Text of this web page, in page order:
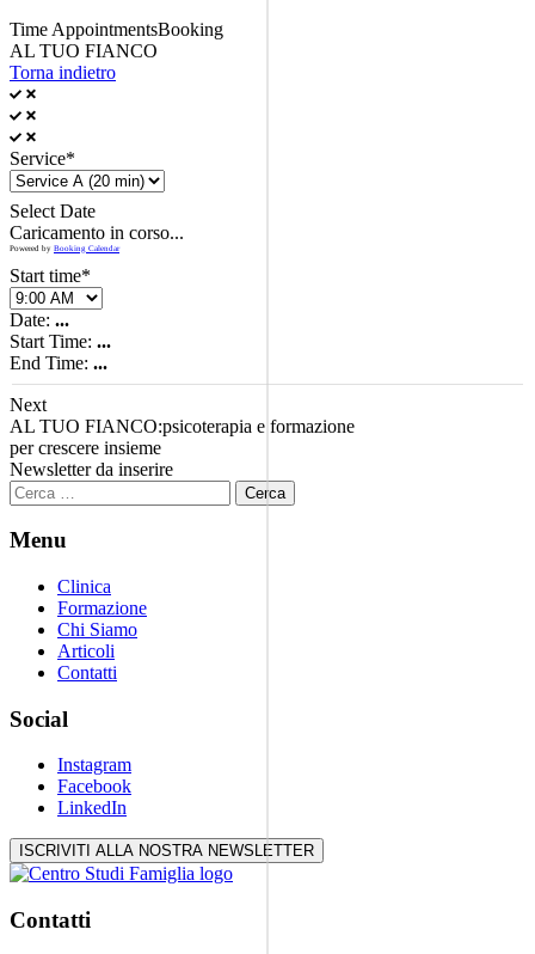
Time AppointmentsBooking
AL TUO FIANCO
Torna indietro
Service*
Select Date
Caricamento in corso...
Powered by Booking Calendar
Start time*
Date: ...
Start Time: ...
End Time: ...
Next
AL TUO FIANCO:psicoterapia e formazione
per crescere insieme
Newsletter da inserire
Ricerca
per:
Menu
Clinica
Formazione
Chi Siamo
Articoli
Contatti
Social
Instagram
Facebook
LinkedIn
ISCRIVITI ALLA NOSTRA NEWSLETTER
Contatti